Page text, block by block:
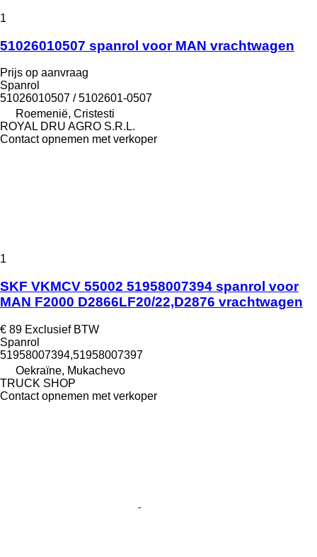
1
51026010507 spanrol voor MAN vrachtwagen
Prijs op aanvraag
Spanrol
51026010507 / 5102601-0507
Roemenië, Cristesti
ROYAL DRU AGRO S.R.L.
Contact opnemen met verkoper
1
SKF VKMCV 55002 51958007394 spanrol voor
MAN F2000 D2866LF20/22,D2876 vrachtwagen
€ 89 Exclusief BTW
Spanrol
51958007394,51958007397
Oekraïne, Mukachevo
TRUCK SHOP
Contact opnemen met verkoper